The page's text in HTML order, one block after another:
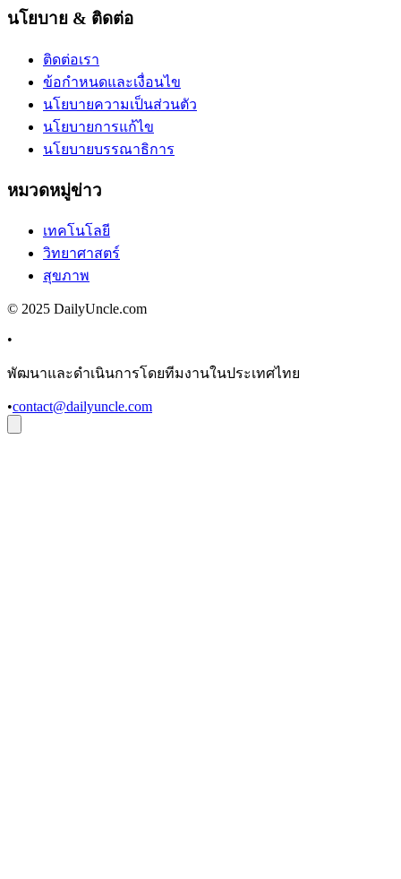
นโยบาย & ติดต่อ
ติดต่อเรา
ข้อกำหนดและเงื่อนไข
นโยบายความเป็นส่วนตัว
นโยบายการแก้ไข
นโยบายบรรณาธิการ
หมวดหมู่ข่าว
เทคโนโลยี
วิทยาศาสตร์
สุขภาพ
© 2025 DailyUncle.com
•
พัฒนาและดำเนินการโดยทีมงานในประเทศไทย
•contact@dailyuncle.com